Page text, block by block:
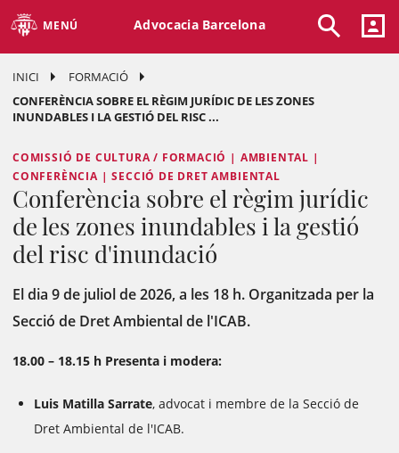
MENÚ Advocacia Barcelona
INICI
FORMACIÓ
CONFERÈNCIA SOBRE EL RÈGIM JURÍDIC DE LES ZONES
INUNDABLES I LA GESTIÓ DEL RISC ...
COMISSIÓ DE CULTURA / FORMACIÓ | AMBIENTAL |
CONFERÈNCIA | SECCIÓ DE DRET AMBIENTAL
Conferència sobre el règim jurídic
de les zones inundables i la gestió
del risc d'inundació
El dia 9 de juliol de 2026, a les 18 h. Organitzada per la
Secció de Dret Ambiental de l'ICAB.
18.00 – 18.15 h Presenta i modera:
Luis Matilla Sarrate, advocat i membre de la Secció de
Dret Ambiental de l'ICAB.